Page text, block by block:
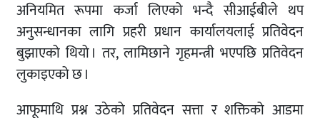
अनियमित रूपमा कर्जा लिएको भन्दै सीआईबीले थप
अनुसन्धानका लागि प्रहरी प्रधान कार्यालयलाई प्रतिवेदन
बुझाएको थियो । तर, लामिछाने गृहमन्त्री भएपछि प्रतिवेदन
लुकाइएको छ ।
आफूमाथि प्रश्न उठेको प्रतिवेदन सत्ता र शक्तिको आडमा